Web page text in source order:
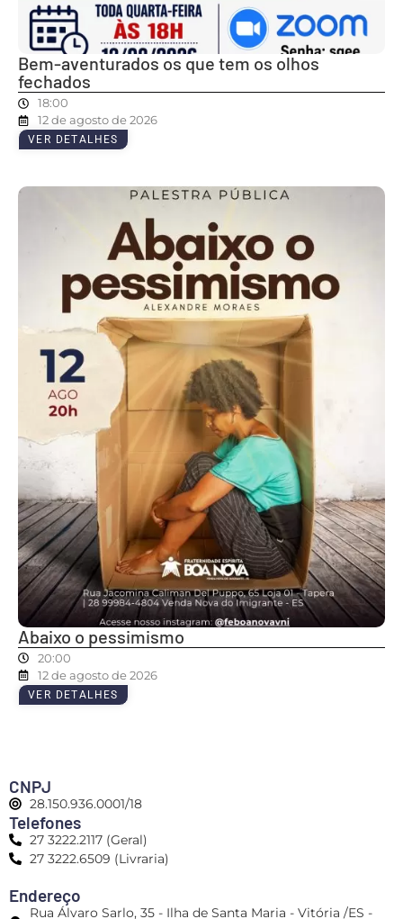
Bem-aventurados os que tem os olhos
fechados
18:00
12 de agosto de 2026
VER DETALHES
Abaixo o pessimismo
20:00
12 de agosto de 2026
VER DETALHES
CNPJ
28.150.936.0001/18
Telefones
27 3222.2117 (Geral)
27 3222.6509 (Livraria)
Endereço
Rua Álvaro Sarlo, 35 - Ilha de Santa Maria - Vitória /ES -